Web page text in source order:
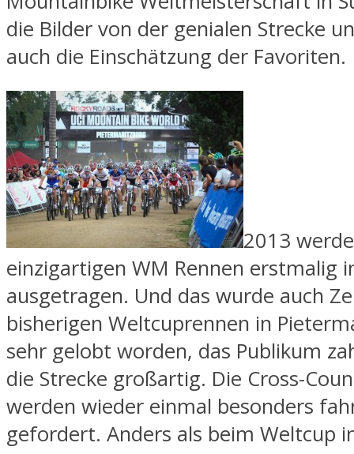
die Bilder von der genialen Strecke
auch die Einschätzung der
2013
einzigartigen WM Rennen erstmalig
ausgetragen. Und das wurde auch
bisherigen Weltcuprennen in
sehr gelobt worden, das Publikum
die Strecke großartig. Die Cross-
werden wieder einmal besonders
gefordert. Anders als beim Weltcup